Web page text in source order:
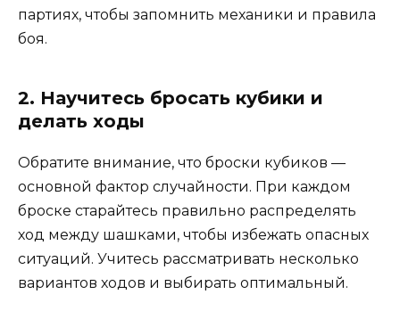
партиях, чтобы запомнить механики и правила
боя.
2. Научитесь бросать кубики и
делать ходы
Обратите внимание, что броски кубиков —
основной фактор случайности. При каждом
броске старайтесь правильно распределять
ход между шашками, чтобы избежать опасных
ситуаций. Учитесь рассматривать несколько
вариантов ходов и выбирать оптимальный.